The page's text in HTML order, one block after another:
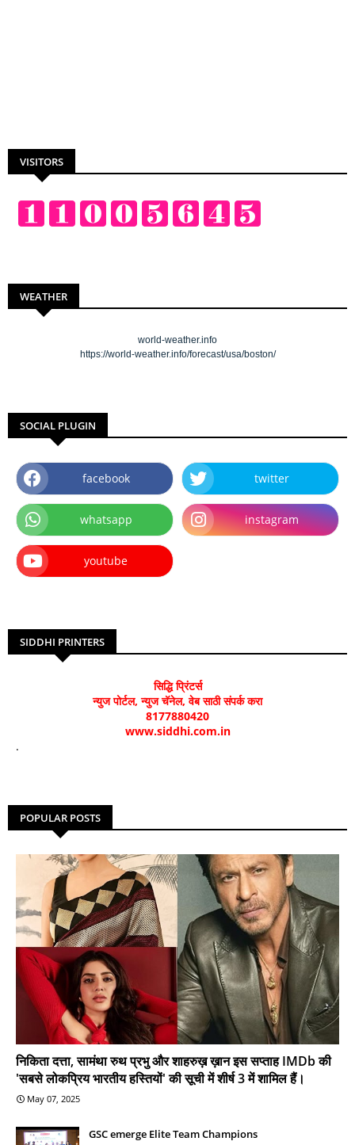
VISITORS
WEATHER
world-weather.info
https://world-weather.info/forecast/usa/boston/
SOCIAL PLUGIN
facebook twitter
whatsapp instagram
youtube
SIDDHI PRINTERS
सिद्धि प्रिंटर्स
न्युज पोर्टल, न्युज चॅनेल, वेब साठी संपर्क करा
8177880420
www.siddhi.com.in
.
POPULAR POSTS
निकिता दत्ता, सामंथा रुथ प्रभु और शाहरुख़ ख़ान इस सप्ताह IMDb की
'सबसे लोकप्रिय भारतीय हस्तियों' की सूची में शीर्ष 3 में शामिल हैं।
May 07, 2025
GSC emerge Elite Team Champions